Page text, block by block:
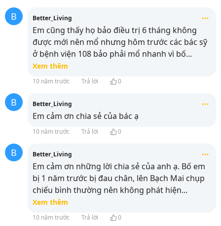
B Better_Living
Em cũng thấy họ bảo điều trị 6 tháng không
được mới nên mổ nhưng hôm trước các bác sỹ
ở bệnh viện 108 bảo phải mổ nhanh vì bố...
Xem thêm
10 năm trước Trả lời 0
B Better_Living
Em cảm ơn chia sẻ của bác ạ
10 năm trước Trả lời 0
B Better_Living
Em cảm ơn những lời chia sẻ của anh ạ. Bố em
bị 1 năm trước bị đau chân, lên Bạch Mai chụp
chiếu bình thường nên không phát hiện...
Xem thêm
10 năm trước Trả lời 0